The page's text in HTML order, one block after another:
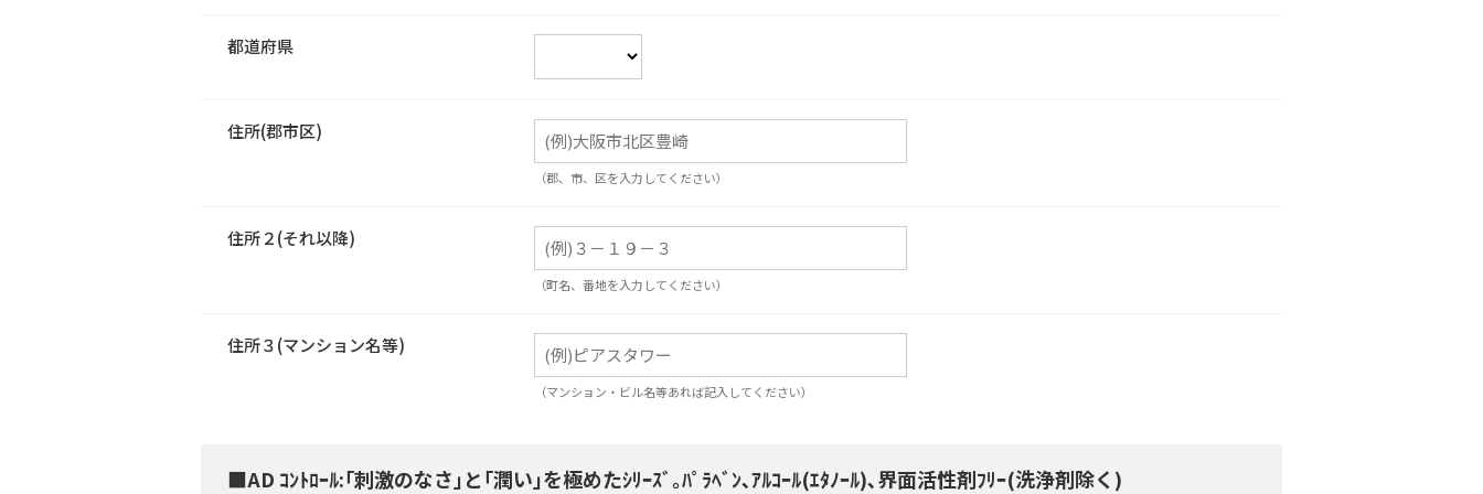
都道府県
住所(郡市区)
（郡、市、区を入力してください）
住所２(それ以降)
（町名、番地を入力してください）
住所３(マンション名等)
（マンション・ビル名等あれば記入してください）
■AD ｺﾝﾄﾛｰﾙ:｢刺激のなさ｣と｢潤い｣を極めたｼﾘｰｽﾞ｡ﾊﾟﾗﾍﾞﾝ､ｱﾙｺｰﾙ(ｴﾀﾉｰﾙ)､界面活性剤ﾌﾘｰ(洗浄剤除く)